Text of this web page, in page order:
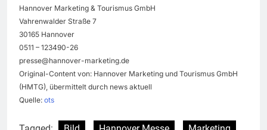
Hannover Marketing & Tourismus GmbH
Vahrenwalder Straße 7
30165 Hannover
0511 – 123490-26
presse@hannover-marketing.de
Original-Content von: Hannover Marketing und Tourismus GmbH
(HMTG), übermittelt durch news aktuell
Quelle: ots